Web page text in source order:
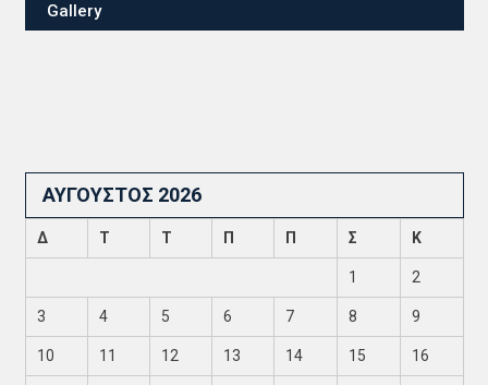
Gallery
ΑΎΓΟΥΣΤΟΣ 2026
Δ Τ Τ Π Π Σ Κ
1 2
3 4 5 6 7 8 9
10 11 12 13 14 15 16